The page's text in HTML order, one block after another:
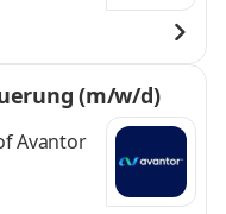
(m/w/d)
Avantor